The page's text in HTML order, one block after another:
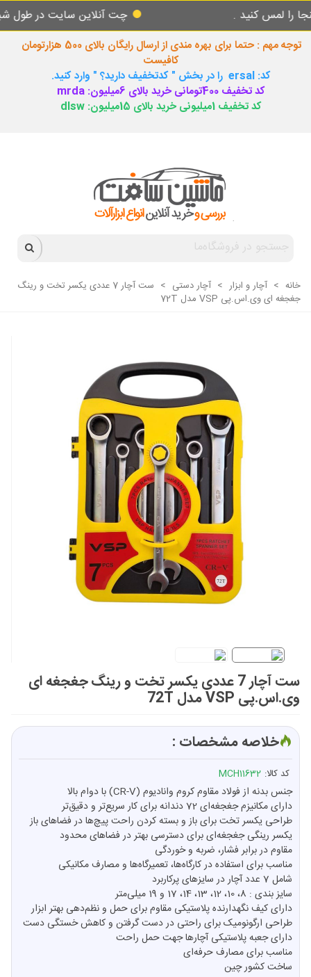
کنید . چت آنلاین سایت در طول شبانه روز
توجه مهم : حتما برای بهره مندی از ارسال رایگان بالای 500 هزارتومان
کافیست
کد: ersal را در بخش " کدتخفیف دارید؟ " وارد کنید.
کد تخفیف 400تومانی خرید بالای 6میلیون: mrda
کد تخفیف 1میلیونی خرید بالای 15میلیون: dlsw
خانه > آچار و ابزار > آچار دستی >
ست آچار 7 عددی یکسر تخت و رینگ
جغجغه ای وی.اس.پی VSP مدل 72T
ست آچار 7 عددی یکسر تخت و رینگ جغجغه ای
وی.اس.پی VSP مدل 72T
خلاصه مشخصات :
کد کالا: MCH11632
جنس بدنه از فولاد مقاوم کروم وانادیوم (CR-V) با دوام بالا
دارای مکانیزم جغجغه‌ای 72 دندانه برای کار سریع‌تر و دقیق‌تر
طراحی یکسر تخت برای باز و بسته کردن راحت پیچ‌ها در فضاهای باز
یکسر رینگی جغجغه‌ای برای دسترسی بهتر در فضاهای محدود
مقاوم در برابر فشار، ضربه و خوردگی
مناسب برای استفاده در کارگاه‌ها، تعمیرگاه‌ها و مصارف مکانیکی
شامل 7 عدد آچار در سایزهای پرکاربرد
سایز بندی : 8، 10، 12، 13، 14، 17 و 19 میلی‌متر
دارای کیف نگهدارنده پلاستیکی مقاوم برای حمل و نظم‌دهی بهتر ابزار
طراحی ارگونومیک برای راحتی در دست گرفتن و کاهش خستگی دست
دارای جعبه پلاستیکی آچارها جهت حمل راحت
مناسب برای مصارف حرفه‌ای
ساخت کشور چین